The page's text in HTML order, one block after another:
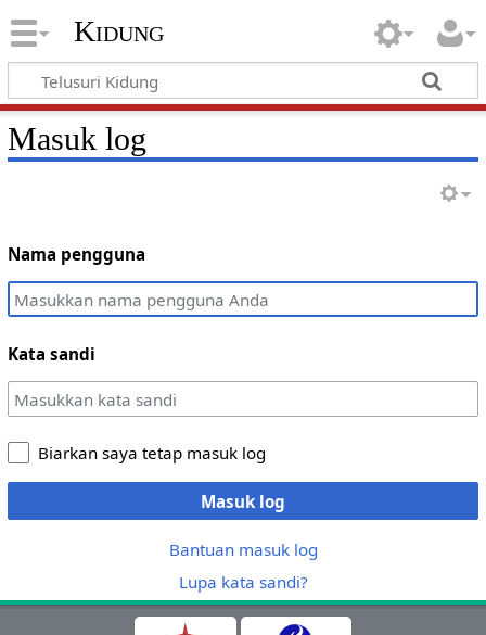
Kidung
Masuk log
Nama pengguna
Kata sandi
Biarkan saya tetap masuk log
Masuk log
Bantuan masuk log
Lupa kata sandi?